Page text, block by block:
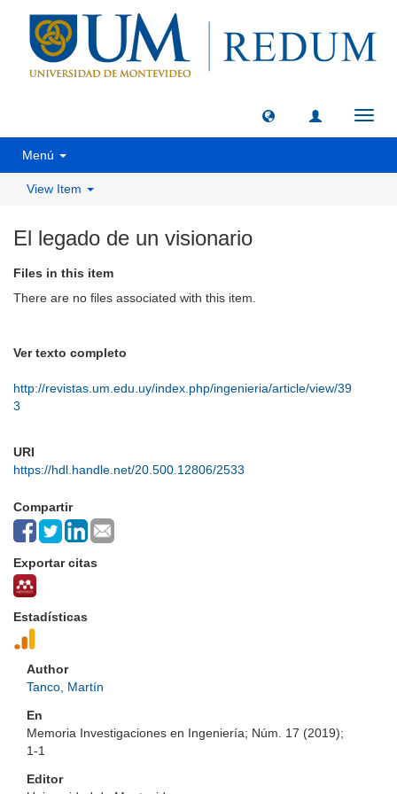
Menú
View Item
El legado de un visionario
Files in this item
There are no files associated with this item.
Ver texto completo
http://revistas.um.edu.uy/index.php/ingenieria/article/view/39
3
URI
https://hdl.handle.net/20.500.12806/2533
Compartir
Exportar citas
Estadísticas
Author
Tanco, Martín
En
Memoria Investigaciones en Ingeniería; Núm. 17 (2019);
1-1
Editor